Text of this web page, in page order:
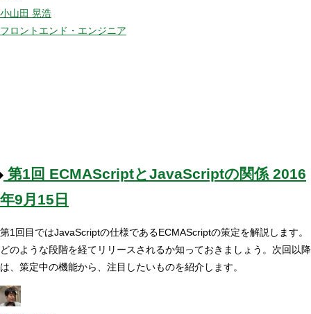
小山田 晃浩
フロントエンド・エンジニア
第1回 ECMAScriptとJavaScriptの関係 2016
年9月15日
第1回目ではJavaScriptの仕様であるECMAScriptの策定を解説します。
どのような段階を経てリリースされるか知っておきましょう。次回以降
は、策定中の機能から、注目したいものを紹介します。